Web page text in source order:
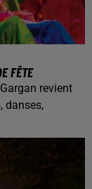
FÊTE
revient
danses,